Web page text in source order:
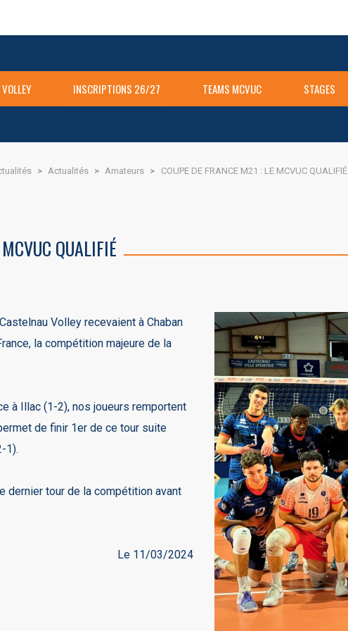
INSCRIPTIONS 26/27 TEAMS MCVUC STAGES
> Actualités > Amateurs > COUPE DE FRANCE M21 : LE MCVUC QUALIFIÉ
QUALIFIÉ
Volley recevaient à Chaban
la compétition majeure de la
à Illac (1-2), nos joueurs remportent
de finir 1er de ce tour suite
1).
dernier tour de la compétition avant
Le 11/03/2024